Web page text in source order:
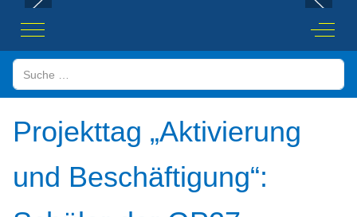
Mobile Menu Toggle Off-
Suchen
Projekttag „Aktivierung
und Beschäftigung“: